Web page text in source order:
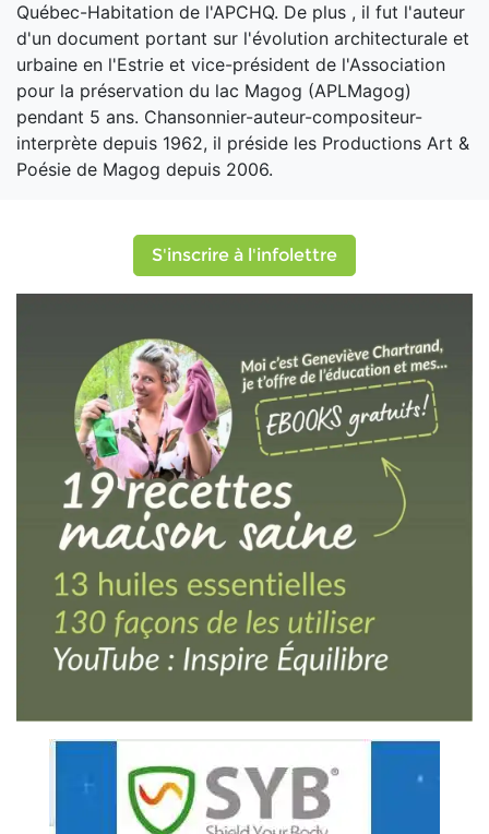
Québec-Habitation de l'APCHQ. De plus , il fut l'auteur
d'un document portant sur l'évolution architecturale et
urbaine en l'Estrie et vice-président de l'Association
pour la préservation du lac Magog (APLMagog)
pendant 5 ans. Chansonnier-auteur-compositeur-
interprète depuis 1962, il préside les Productions Art &
Poésie de Magog depuis 2006.
S'inscrire à l'infolettre